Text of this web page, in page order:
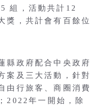
組，活動共計12
獎，共計會有百餘位
縣政府配合中央政府
案及三大活動，針對
由行旅客、商圈消費
2022年一開始，除